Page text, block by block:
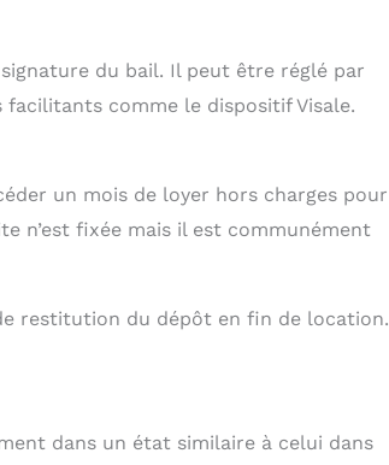
du bail. Il peut être réglé par
facilitants comme le dispositif Visale.
un mois de loyer hors charges pour
n’est fixée mais il est communément
restitution du dépôt en fin de location.
dans un état similaire à celui dans